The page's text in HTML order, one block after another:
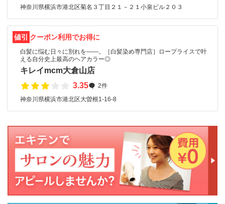
神奈川県横浜市港北区菊名３丁目２１－２１小泉ビル２０３
値引 クーポン利用でお得に
白髪に悩む日々に別れを――。［白髪染め専門店］ロープライスで叶
える自分史上最高のヘアカラー◎
キレイmcm大倉山店
3.35
2件
神奈川県横浜市港北区大曽根1-16-8